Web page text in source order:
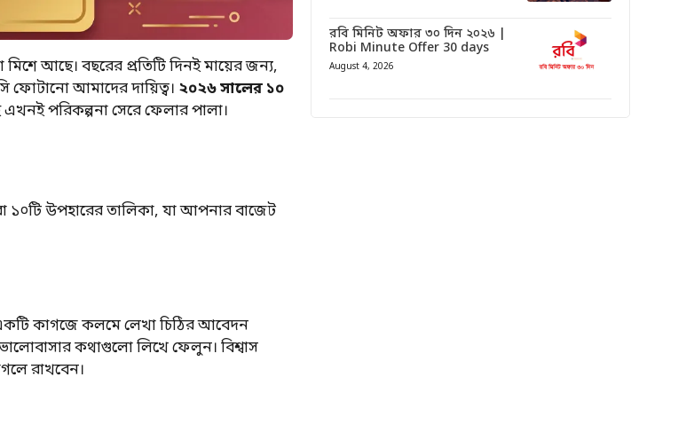
আছে। বছরের প্রতিটি দিনই মায়ের জন্য,
ফোটানো আমাদের দায়িত্ব। ২০২৬ সালের ১০
পরিকল্পনা সেরে ফেলার পালা।
১০টি উপহারের তালিকা, যা আপনার বাজেট
কাগজে কলমে লেখা চিঠির আবেদন
কথাগুলো লিখে ফেলুন। বিশ্বাস
রাখবেন।
রবি মিনিট অফার ৩০ দিন ২০২৬ |
Robi Minute Offer 30 days
August 4, 2026